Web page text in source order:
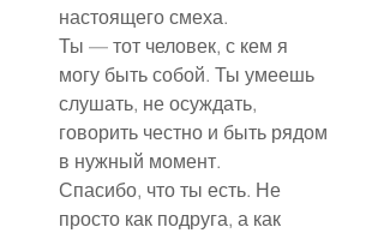
настоящего смеха.
Ты — тот человек, с кем я
могу быть собой. Ты умеешь
слушать, не осуждать,
говорить честно и быть рядом
в нужный момент.
Спасибо, что ты есть. Не
просто как подруга, а как